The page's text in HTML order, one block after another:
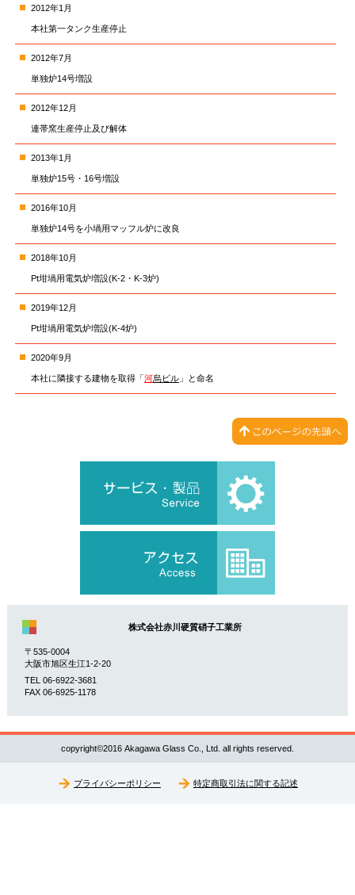
2012年1月
本社第一タンク生産停止
2012年7月
単独炉14号増設
2012年12月
連帯窯生産停止及び解体
2013年1月
単独炉15号・16号増設
2016年10月
単独炉14号を小堝用マッフル炉に改良
2018年10月
Pt坩堝用電気炉増設(K-2・K-3炉)
2019年12月
Pt坩堝用電気炉増設(K-4炉)
2020年9月
本社に隣接する建物を取得「河烏ビル」と命名
株式会社赤川硬質硝子工業所
〒535-0004
大阪市旭区生江1-2-20
TEL 06-6922-3681
FAX 06-6925-1178
copyright©2016 Akagawa Glass Co., Ltd. all rights reserved.
プライバシーポリシー 特定商取引法に関する記述